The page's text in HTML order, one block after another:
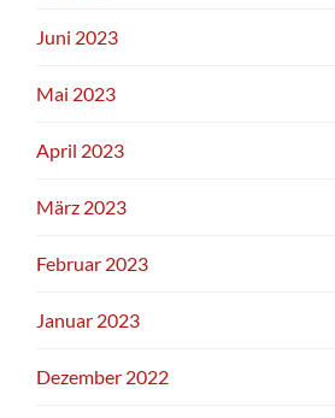
Juni 2023
Mai 2023
April 2023
März 2023
Februar 2023
Januar 2023
Dezember 2022